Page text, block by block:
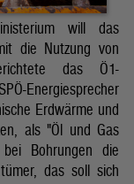
will das
die Nutzung von
das Ö1-
Energiesprecher
Erdwärme und
als "Öl und Gas
Bohrungen die
das soll sich